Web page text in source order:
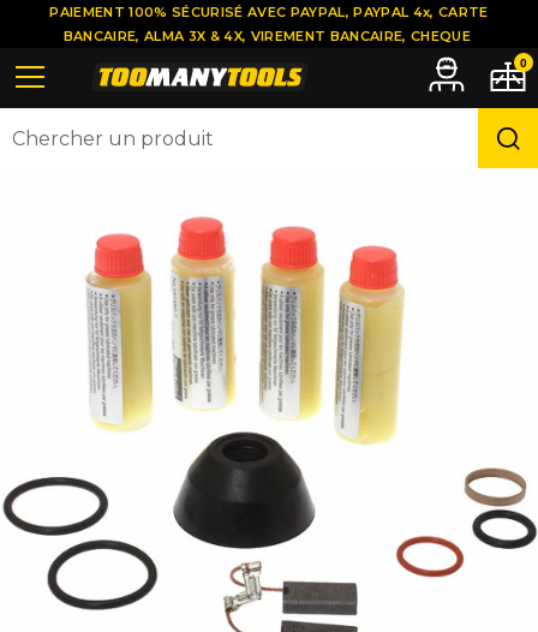
PAIEMENT 100% SÉCURISÉ AVEC PAYPAL, PAYPAL 4x, CARTE
BANCAIRE, ALMA 3X & 4X, VIREMENT BANCAIRE, CHEQUE
0